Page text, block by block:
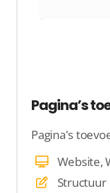
Pagina’s
Structuur